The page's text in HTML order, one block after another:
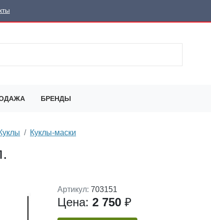
БРЕНДЫ
Куклы-маски
Артикул: 703151
Цена: 2 750 ₽